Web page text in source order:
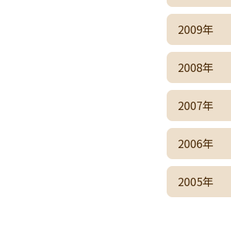
2009年
2008年
2007年
2006年
2005年